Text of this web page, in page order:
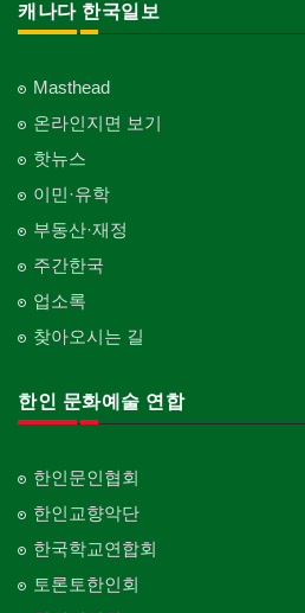
캐나다 한국일보
Masthead
온라인지면 보기
핫뉴스
이민·유학
부동산·재정
주간한국
업소록
찾아오시는 길
한인 문화예술 연합
한인문인협회
한인교향악단
한국학교연합회
토론토한인회